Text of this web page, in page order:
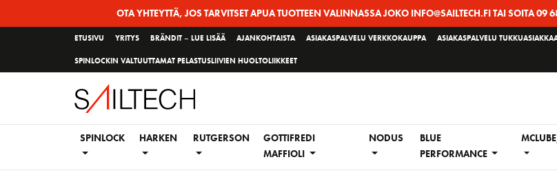
OTA YHTEYTTÄ, JOS TARVITSET APUA TUOTTEEN VALINNASSA JOKO INFO@SAILTECH.FI TAI SOITA
ETUSIVU YRITYS BRÄNDIT – LUE LISÄÄ AJANKOHTAISTA ASIAKASPALVELU VERKKOKAUPPA ASIAKASPALVELU
SPINLOCKIN VALTUUTTAMAT PELASTUSLIIVIEN HUOLTOLIIKKEET
SPINLOCK HARKEN RUTGERSON
GOTTIFREDI
MAFFIOLI
NODUS
BLUE
PERFORMANCE